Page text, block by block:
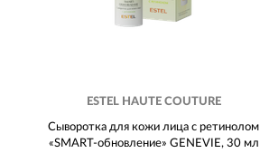
ESTEL HAUTE COUTURE
Сыворотка для кожи лица с ретинолом
«SMART-обновление» GENEVIE, 30 мл